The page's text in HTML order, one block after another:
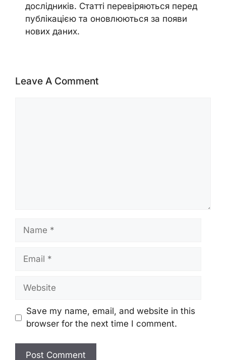
дослідників. Статті перевіряються перед
публікацією та оновлюються за появи
нових даних.
Leave A Comment
Name
Email
Website
Save my name, email, and website in this
browser for the next time I comment.